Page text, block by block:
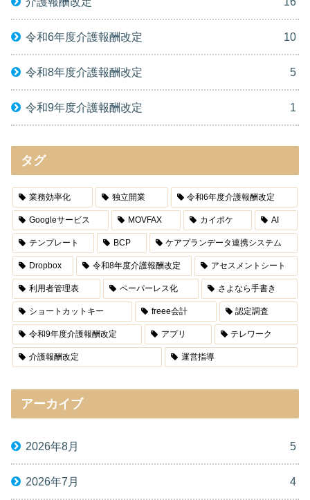
令和6年度介護報酬改定 10
令和8年度介護報酬改定 5
令和9年度介護報酬改定 1
タグ
業務効率化 独立開業 令和6年度介護報酬改定
Googleサービス MOVFAX カイポケ AI
テンプレート BCP ケアプランデータ連携システム
Dropbox 令和8年度介護報酬改定 アセスメントシート
利用者管理表 ペーパーレス化 さよなら手書き
ショートカットキー freee会計 認定調査
令和9年度介護報酬改定 アプリ テレワーク
介護報酬改定 運営指導
アーカイブ
2026年8月 5
2026年7月 4